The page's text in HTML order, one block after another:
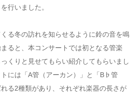
行いました。
る冬の訪れを知らせるように鈴の音を鳴
ると、本コンサートでは初となる管楽
くりと見せてもらい紹介してもらいまし
には「A管（アーカン）」と「B♭管
れる2種類があり、それぞれ楽器の長さが